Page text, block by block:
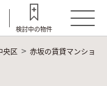
検討中の物件
央区
赤坂の賃貸マンショ